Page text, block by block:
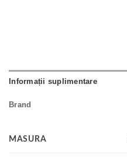
Informații suplimentare
Brand
MASURA